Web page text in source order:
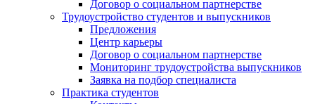
Договор о социальном партнерстве
Трудоустройство студентов и выпускников
Предложения
Центр карьеры
Договор о социальном партнерстве
Мониторинг трудоустройства выпускников
Заявка на подбор специалиста
Практика студентов